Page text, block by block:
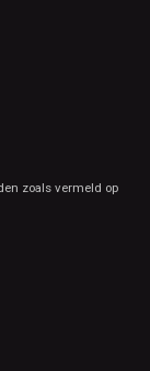
zoals vermeld op